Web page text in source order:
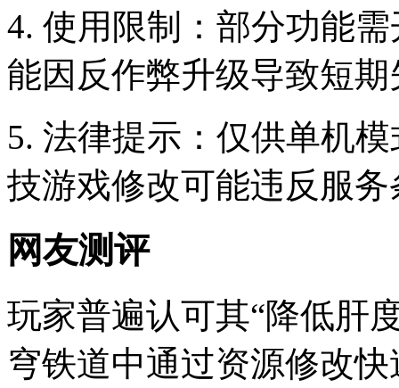
4. 使用限制：部分功能
能因反作弊升级导致短期
5. 法律提示：仅供单机
技游戏修改可能违反服务
网友测评
玩家普遍认可其“降低肝
穹铁道中通过资源修改